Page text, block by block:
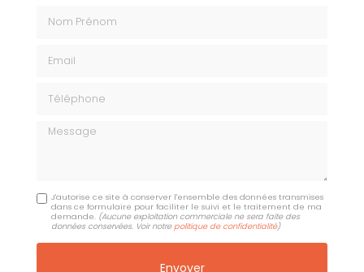
Message
J'autorise ce site à conserver l'ensemble des données transmises
dans ce formulaire pour faciliter le suivi et le traitement de ma
demande. (Aucune exploitation commerciale ne sera faite des
données conservées. Voir notre politique de confidentialité)